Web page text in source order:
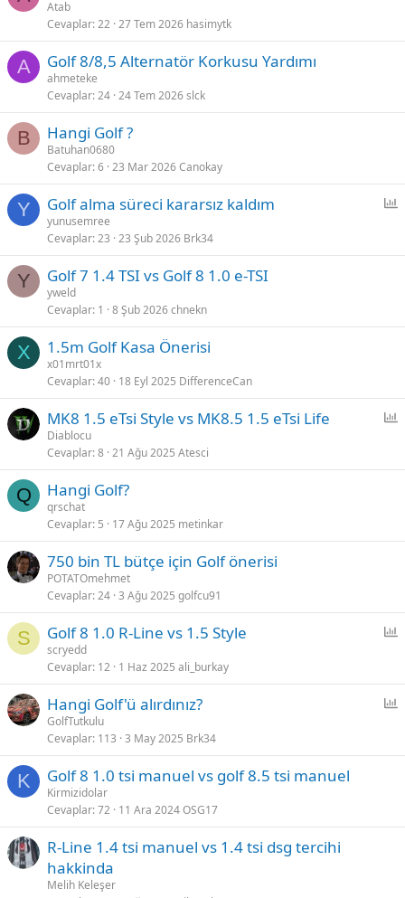
Atab
Cevaplar 22 27 Tem 2026 hasimytk
A Golf 8/8,5 Alternatör Korkusu Yardımı
ahmeteke
Cevaplar 24 24 Tem 2026slck
B Hangi Golf ?
Batuhan0680
Cevaplar 6 23 Mar 2026Canokay
Y
e
Golf alma süreci kararsız kaldım
yunusemree
Cevaplar 23 23 Şub 2026 Brk34
Y Golf 7 1.4 TSI vs Golf 8 1.0 e-TSI
yweld
Cevaplar 1 8 Şub 2026chnekn
X 1.5m Golf Kasa Önerisi
x01mrt01x
Cevaplar 40 18 Eyl 2025 DifferenceCan
e
MK8 1.5 eTsi Style vs MK8.5 1.5 eTsi Life
Diablocu
Cevaplar 8 21 Ağu 2025 Atesci
Q Hangi Golf?
qrschat
Cevaplar 5 17 Ağu 2025 metinkar
750 bin TL bütçe için Golf önerisi
POTATOmehmet
Cevaplar 24 3 Ağu 2025 golfcu91
S
e
t
Golf 8 1.0 R-Line vs 1.5 Style
scryedd
Cevaplar 12 1 Haz 2025 ali_burkay
e
Hangi Golf'ü alırdınız?
GolfTutkulu
Cevaplar 113 3 May 2025 Brk34
K Golf 8 1.0 tsi manuel vs golf 8.5 tsi manuel
Kirmizidolar
Cevaplar 72 11 Ara 2024OSG17
R-Line 1.4 tsi manuel vs 1.4 tsi dsg tercihi
hakkinda
Melih Keleşer